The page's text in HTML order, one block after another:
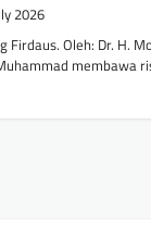
2026
Firdaus. Oleh: Dr. H.
membawa